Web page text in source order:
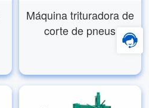
Máquina trituradora de
corte de pneus